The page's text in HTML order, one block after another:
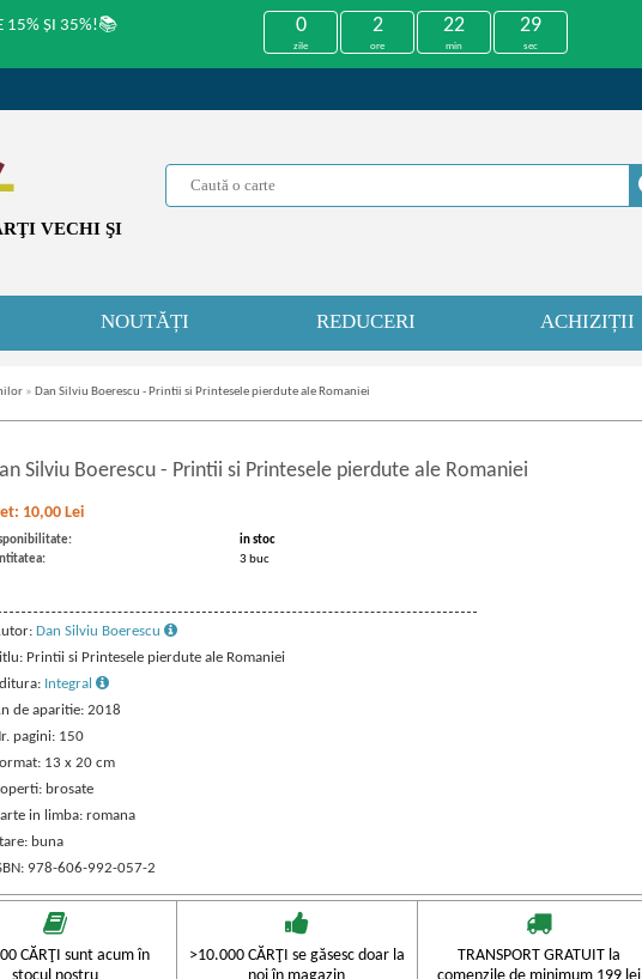
15% ȘI 35%!📚 0
zile
2
ore
22
min
29
sec
VECHI ŞI
NOUTĂȚI REDUCERI ACHIZIȚII
» Dan Silviu Boerescu - Printii si Printesele pierdute ale Romaniei
Silviu Boerescu - Printii si Printesele pierdute ale Romaniei
10,00 Lei
in stoc
3 buc
Dan Silviu Boerescu
Printii si Printesele pierdute ale Romaniei
Integral
de aparitie: 2018
pagini: 150
13 x 20 cm
brosate
in limba: romana
buna
978-606-992-057-2
CĂRŢI sunt acum în
>10.000 CĂRŢI se găsesc doar la
TRANSPORT GRATUIT la